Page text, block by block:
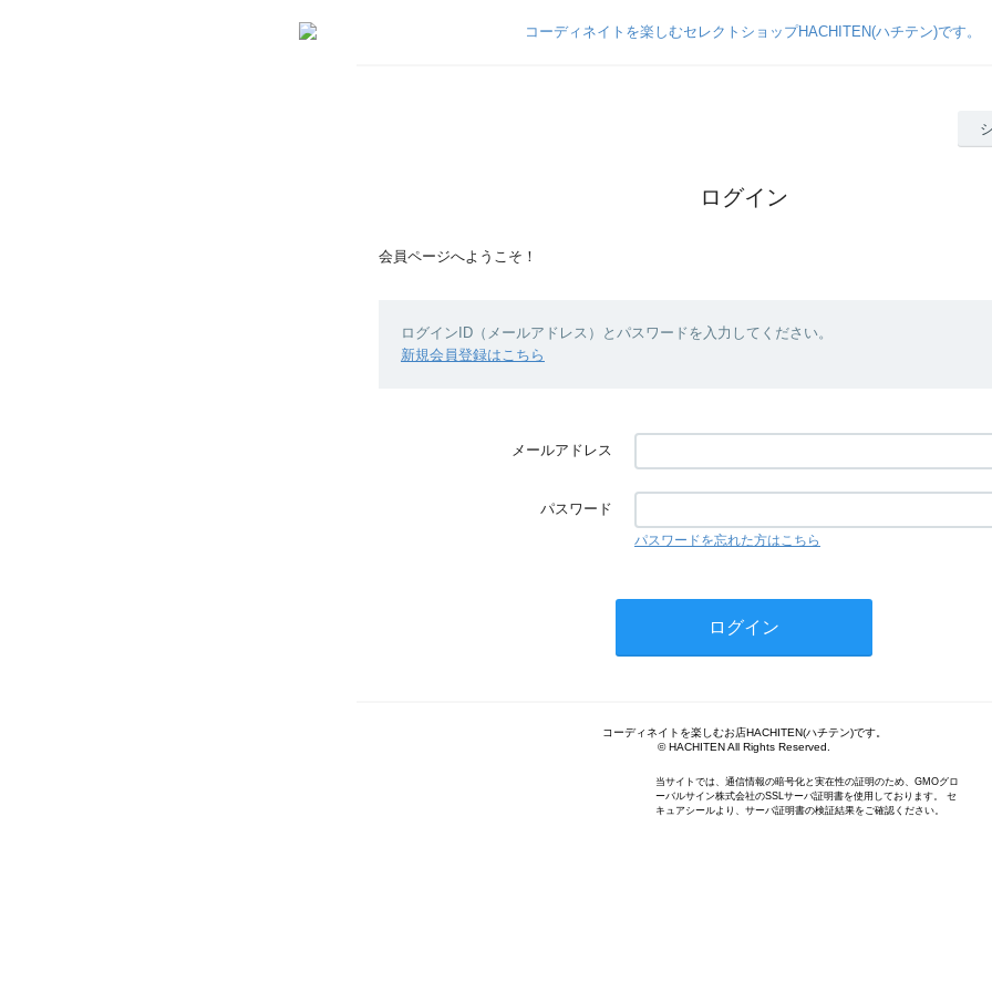
ログイン
会員ページへようこそ！
ログインID（メールアドレス）とパスワードを入力してください。
新規会員登録はこちら
メールアドレス
パスワード
パスワードを忘れた方はこちら
コーディネイトを楽しむお店HACHITEN(ハチテン)です。
© HACHITEN All Rights Reserved.
当サイトでは、通信情報の暗号化と実在性の証明のため、GMOグロ
ーバルサイン株式会社のSSLサーバ証明書を使用しております。 セ
キュアシールより、サーバ証明書の検証結果をご確認ください。